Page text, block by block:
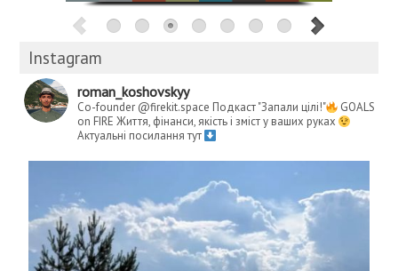
Instagram
roman_koshovskyy
Co-founder @firekit.space Подкаст "Запали цілі!"
GOALS
on FIRE Життя, фінанси, якість і зміст у ваших руках
Актуальні посилання тут